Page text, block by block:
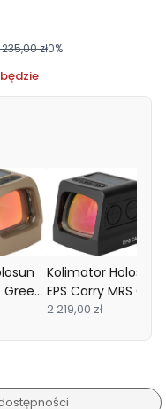
zł0%
Green
Kolimator Holosun
EPS Carry MRS Gold
Dot Sol Panel
2 219,00 zł